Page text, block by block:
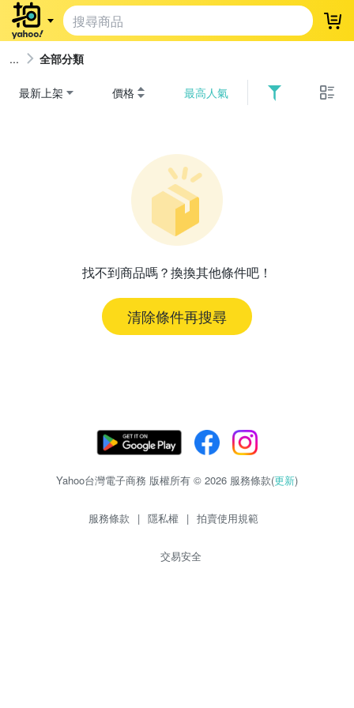
登
全部分類
最新上架 價格 最高人氣
找不到商品嗎？換換其他條件吧！
清除條件再搜尋
Yahoo台灣電子商務 版權所有 © 2026 服務條款(更新)
服務條款 | 隱私權 | 拍賣使用規範
交易安全